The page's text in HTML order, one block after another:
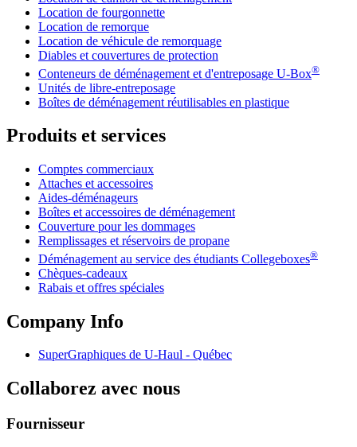
Location de fourgonnette
Location de remorque
Location de véhicule de remorquage
Diables et couvertures de protection
Conteneurs de déménagement et d'entreposage U-Box®
Unités de libre-entreposage
Boîtes de déménagement réutilisables en plastique
Produits et services
Comptes commerciaux
Attaches et accessoires
Aides-déménageurs
Boîtes et accessoires de déménagement
Couverture pour les dommages
Remplissages et réservoirs de propane
Déménagement au service des étudiants Collegeboxes®
Chèques-cadeaux
Rabais et offres spéciales
Company Info
SuperGraphiques de U-Haul - Québec
Collaborez avec nous
Fournisseur